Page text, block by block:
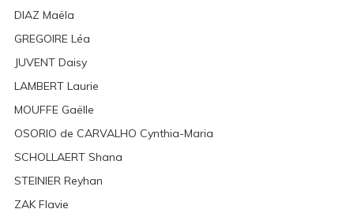
DIAZ Maëla
GREGOIRE Léa
JUVENT Daisy
LAMBERT Laurie
MOUFFE Gaëlle
OSORIO de CARVALHO Cynthia-Maria
SCHOLLAERT Shana
STEINIER Reyhan
ZAK Flavie